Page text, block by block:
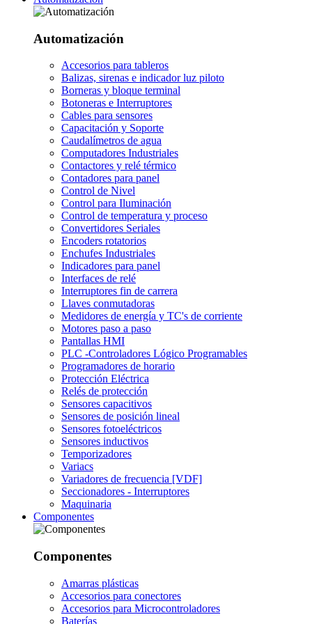
Automatización
Accesorios para tableros
Balizas, sirenas e indicador luz piloto
Borneras y bloque terminal
Botoneras e Interruptores
Cables para sensores
Capacitación y Soporte
Caudalímetros de agua
Computadores Industriales
Contactores y relé térmico
Contadores para panel
Control de Nivel
Control para Iluminación
Control de temperatura y proceso
Convertidores Seriales
Encoders rotatorios
Enchufes Industriales
Indicadores para panel
Interfaces de relé
Interruptores fin de carrera
Llaves conmutadoras
Medidores de energía y TC's de corriente
Motores paso a paso
Pantallas HMI
PLC -Controladores Lógico Programables
Programadores de horario
Protección Eléctrica
Relés de protección
Sensores capacitivos
Sensores de posición lineal
Sensores fotoeléctricos
Sensores inductivos
Temporizadores
Variacs
Variadores de frecuencia [VDF]
Seccionadores - Interruptores
Maquinaria
Componentes
Componentes
Amarras plásticas
Accesorios para conectores
Accesorios para Microcontroladores
Baterías